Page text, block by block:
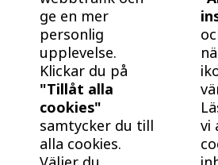
bor i ett BoKlok hem.
ge en mer
personlig
upplevelse.
Klickar du på
"Tillåt alla
cookies"
samtycker du till
alla cookies.
vi